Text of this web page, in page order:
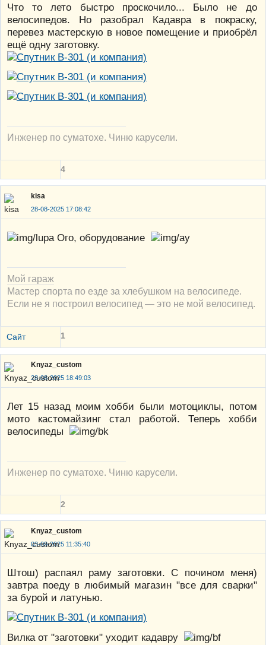
Что то лето быстро проскочило... Было не до
велосипедов. Но разобрал Кадавра в покраску,
перевез мастерскую в новое помещение и приобрёл
ещё одну заготовку.
Инженер по суматохе. Чиню карусели.
4
kisa
28-08-2025 17:08:42
Ого, оборудование
Мой гараж
Мастер спорта по езде за хлебушком на велосипеде.
Если не я построил велосипед — это не мой велосипед.
Сайт 1
Knyaz_custom
28-08-2025 18:49:03
Лет 15 назад моим хобби были мотоциклы, потом
мото кастомайзинг стал работой. Теперь хобби
велосипеды
Инженер по суматохе. Чиню карусели.
2
Knyaz_custom
03-09-2025 11:35:40
Штош) распаял раму заготовки. С почином меня)
завтра поеду в любимый магазин "все для сварки"
за бурой и латунью.
Вилка от "заготовки" уходит кадавру